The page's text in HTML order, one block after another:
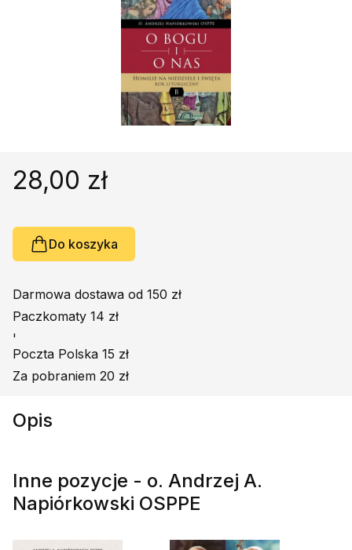
Książki obcojęzyczne
Promocja
28,00 zł
Do koszyka
Darmowa dostawa od 150 zł
Paczkomaty 14 zł
'
Poczta Polska 15 zł
Za pobraniem 20 zł
Opis
Inne pozycje - o. Andrzej A.
Napiórkowski OSPPE